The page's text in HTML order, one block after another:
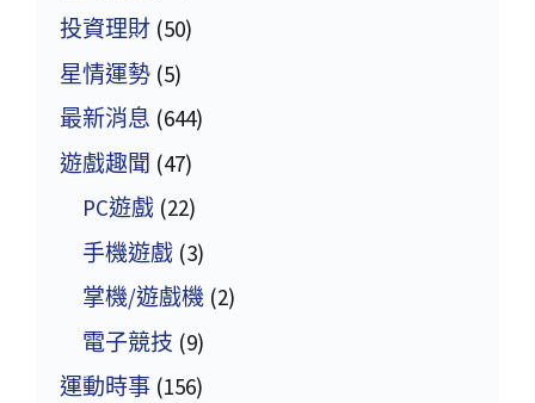
投資理財 (50)
星情運勢 (5)
最新消息 (644)
遊戲趣聞 (47)
PC遊戲 (22)
手機遊戲 (3)
掌機/遊戲機 (2)
電子競技 (9)
運動時事 (156)